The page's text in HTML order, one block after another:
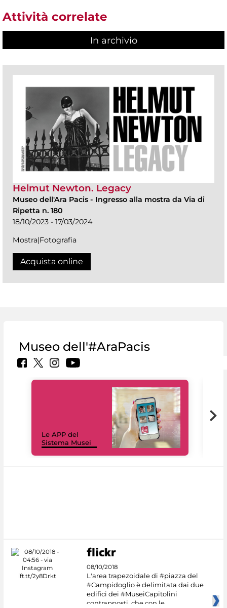
Attività correlate
In archivio
Helmut Newton. Legacy
Museo dell'Ara Pacis - Ingresso alla mostra da Via di
Ripetta n. 180
18/10/2023 - 17/03/2024
Mostra|Fotografia
Acquista online
Museo dell'#AraPacis
Le APP del
Sistema Musei
08/10/2018
L'area trapezoidale di #piazza del
#Campidoglio è delimitata dai due
edifici dei #MuseiCapitolini
contrapposti, che con le